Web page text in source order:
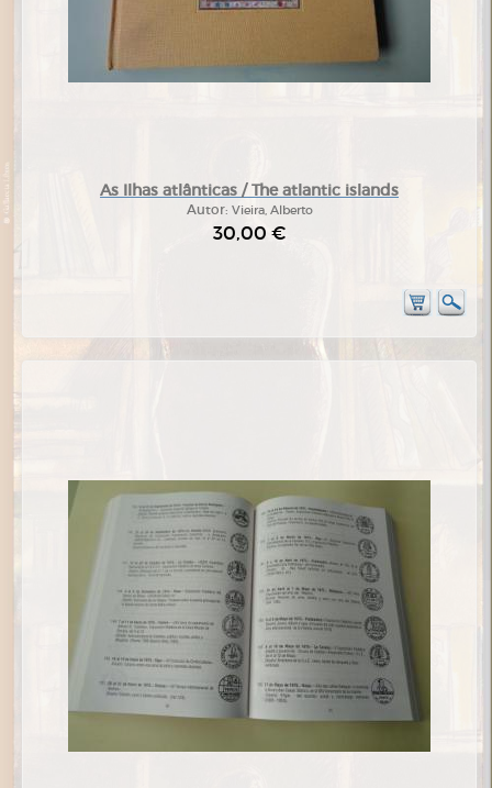
As Ilhas atlânticas / The atlantic islands
Autor: Vieira, Alberto
30,00 €